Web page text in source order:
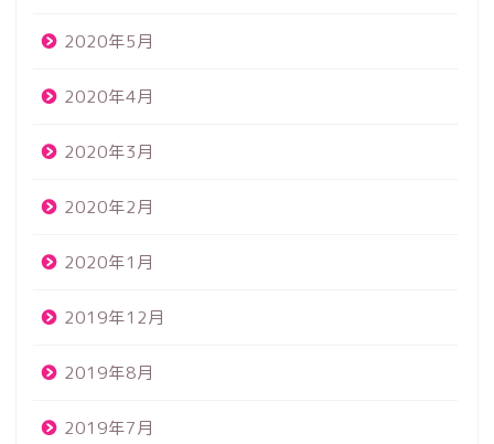
2020年5月
2020年4月
2020年3月
2020年2月
2020年1月
2019年12月
2019年8月
2019年7月